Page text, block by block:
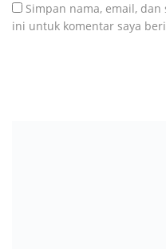
Simpan nama, email,
ini untuk komentar saya